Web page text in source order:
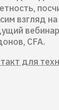
взгляд
CFA.
для